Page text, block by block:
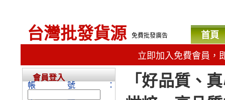
台灣批發貨源 免費批發廣告 首頁
立即加入免費會員，
「好品質、
會員登入
帳號：